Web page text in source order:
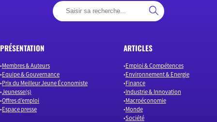
PRÉSENTATION
Membres & Auteurs
Equipe & Gouvernance
Prix du Meilleur Jeune Économiste
Jeunesse(s)
Offres d’emploi
Espace presse
ARTICLES
Emploi & Compétences
Environnement & Energie
Finance
Industrie & Innovation
Macroéconomie
Monde
Société